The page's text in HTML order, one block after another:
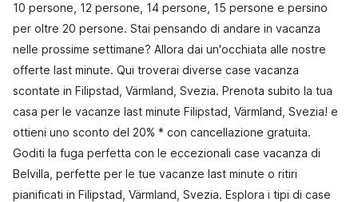
10 persone, 12 persone, 14 persone, 15 persone e persino
per oltre 20 persone. Stai pensando di andare in vacanza
nelle prossime settimane? Allora dai un'occhiata alle nostre
offerte last minute. Qui troverai diverse case vacanza
scontate in Filipstad, Värmland, Svezia. Prenota subito la tua
casa per le vacanze last minute Filipstad, Värmland, Svezia! e
ottieni uno sconto del 20% * con cancellazione gratuita.
Goditi la fuga perfetta con le eccezionali case vacanza di
Belvilla, perfette per le tue vacanze last minute o ritiri
pianificati in Filipstad, Värmland, Svezia. Esplora i tipi di case